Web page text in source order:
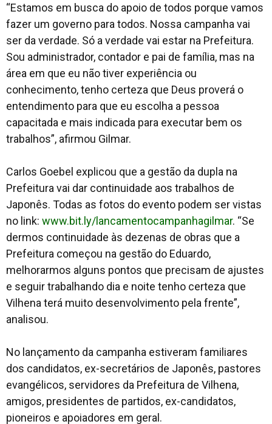
“Estamos em busca do apoio de todos porque vamos
fazer um governo para todos. Nossa campanha vai
ser da verdade. Só a verdade vai estar na Prefeitura.
Sou administrador, contador e pai de família, mas na
área em que eu não tiver experiência ou
conhecimento, tenho certeza que Deus proverá o
entendimento para que eu escolha a pessoa
capacitada e mais indicada para executar bem os
trabalhos”, afirmou Gilmar.
Carlos Goebel explicou que a gestão da dupla na
Prefeitura vai dar continuidade aos trabalhos de
Japonês. Todas as fotos do evento podem ser vistas
no link: www.bit.ly/lancamentocampanhagilmar. “Se
dermos continuidade às dezenas de obras que a
Prefeitura começou na gestão do Eduardo,
melhorarmos alguns pontos que precisam de ajustes
e seguir trabalhando dia e noite tenho certeza que
Vilhena terá muito desenvolvimento pela frente”,
analisou.
No lançamento da campanha estiveram familiares
dos candidatos, ex-secretários de Japonês, pastores
evangélicos, servidores da Prefeitura de Vilhena,
amigos, presidentes de partidos, ex-candidatos,
pioneiros e apoiadores em geral.